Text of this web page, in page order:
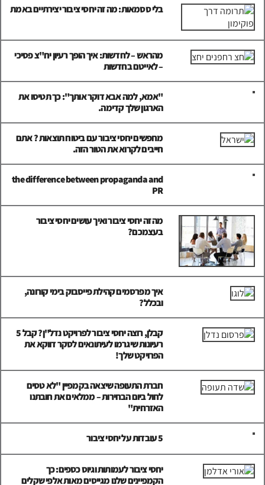
בלי ססמאות: מה זה יחסי ציבור יצירתיים באמת
מהראש – לחדשות: איך הופך רעיון יח"צ פסיכי
– לאייטם בחדשות
"אמא, למה אבא דוקר אותך": כך תטיסו את
הארגון שלך קדימה.
מחפשים יחסי ציבור עם ביטוח תוצאות ? אתם
חייבים לקרוא את הטור הזה.
the difference between propaganda and
PR
מה זה יחסי ציבור ואיך עושים יחסי ציבור
בעצמכם?
איך מפרסמים קהילת פייסבוק בימי קורונה,
ובכלל?
קבלן, רוצה יחסי ציבור לפרויקט נדל"ן? קבל 5
רעיונות שיגרמו לעיתונאים לסקר דווקא את
הפרויקט שלך!
חברת התעופה שיצאה בקמפיין "לא טסים
לחול ביום הבחירות – ממלאים את חובתנו
האזרחית"
5 עובדות על יחסי ציבור
יחסי ציבור לעמותות וגיוס כספים: כך
הקמפיינים שלנו מגייסים מאות אלפי שקלים